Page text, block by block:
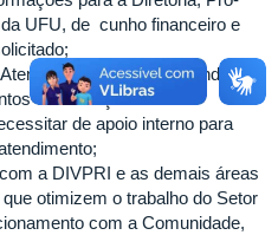
UFU, de cunho financeiro e
atuando quando
e solicitações da
de apoio interno para
a DIVPRI e as demais áreas
otimizem o trabalho do Setor
com a Comunidade,